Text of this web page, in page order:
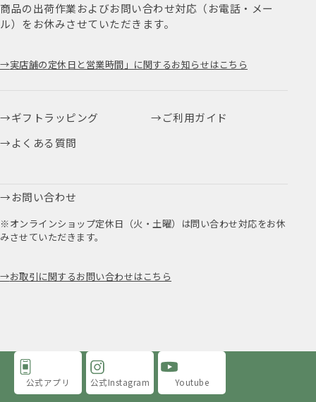
商品の出荷作業およびお問い合わせ対応（お電話・メー
ル）をお休みさせていただきます。
実店舗の定休日と営業時間」に関するお知らせはこちら
ギフトラッピング
ご利用ガイド
よくある質問
お問い合わせ
※オンラインショップ定休日（火・土曜）は問い合わせ対応をお休
みさせていただきます。
お取引に関するお問い合わせはこちら
公式アプリ 公式Instagram Youtube